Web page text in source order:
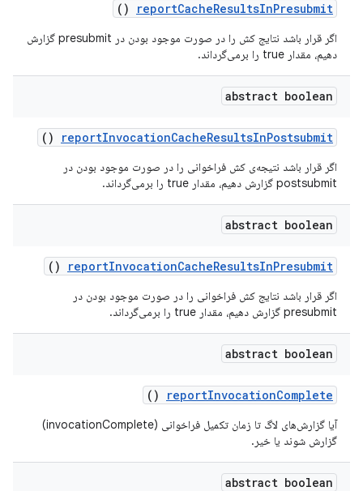
reportCacheResultsInPresubmit
()
اگر قرار باشد نتایج کش را در صورت موجود بودن در presubmit گزارش
دهیم، مقدار true را برمی‌گرداند.
abstract boolean
reportInvocationCacheResultsInPostsubmit
()
اگر قرار باشد نتیجه‌ی کش فراخوانی را در صورت موجود بودن در
postsubmit گزارش دهیم، مقدار true را برمی‌گرداند.
abstract boolean
reportInvocationCacheResultsInPresubmit
()
اگر قرار باشد نتایج کش فراخوانی را در صورت موجود بودن در
presubmit گزارش دهیم، مقدار true را برمی‌گرداند.
abstract boolean
reportInvocationComplete
()
آیا گزارش‌های لاگ تا زمان تکمیل فراخوانی (invocationComplete)
گزارش شوند یا خیر.
abstract boolean